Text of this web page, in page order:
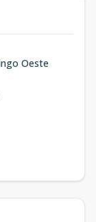
Oeste